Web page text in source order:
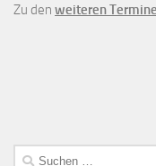
Zu den weiteren
Suchen